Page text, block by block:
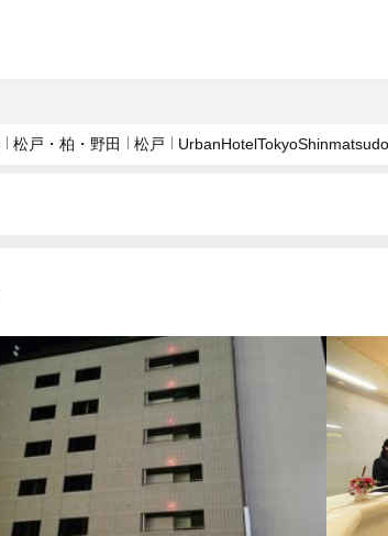
松戸・柏・野田 松戸 UrbanHotelTokyoShinmatsudo